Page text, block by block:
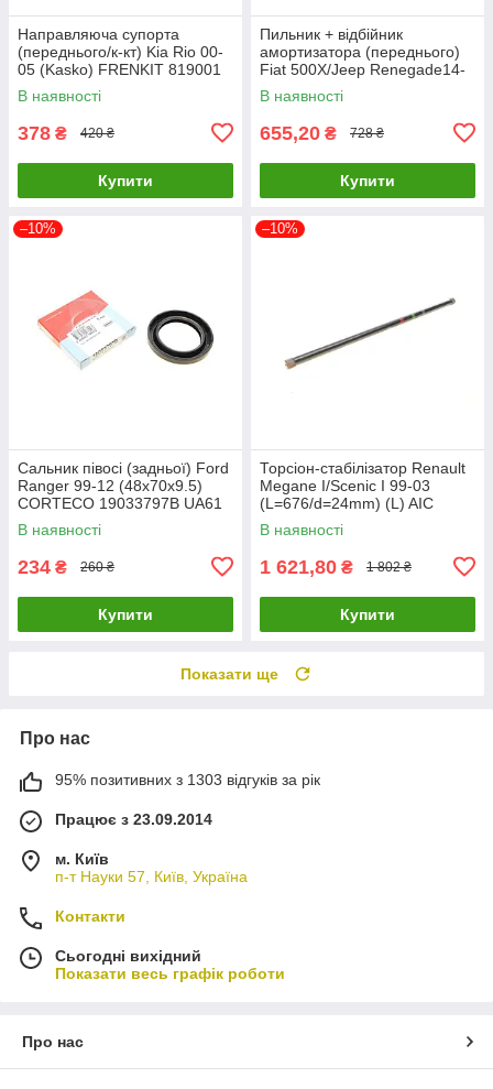
Направляюча супорта
(переднього/к-кт) Kia Rio 00-
05 (Kasko) FRENKIT 819001
UA61
В наявності
378 ₴ 420 ₴
Купити
Пильник + відбійник
амортизатора (переднього)
Fiat 500X/Jeep Renegade14-
(к-кт 2шт) GSP 5407950PK
UA61
В наявності
655,20 ₴ 728 ₴
Купити
–10%
Сальник півосі (задньої) Ford
Ranger 99-12 (48x70x9.5)
CORTECO 19033797B UA61
В наявності
234 ₴ 260 ₴
Купити
–10%
Торсіон-стабілізатор Renault
Megane I/Scenic I 99-03
(L=676/d=24mm) (L) AIC
56750 UA61
В наявності
1 621,80 ₴ 1 802 ₴
Купити
Показати ще
Про нас
95% позитивних з 1303 відгуків за рік
Працює з 23.09.2014
м. Київ
п-т Науки 57, Київ, Україна
Контакти
Сьогодні вихідний
Показати весь графік роботи
Про нас